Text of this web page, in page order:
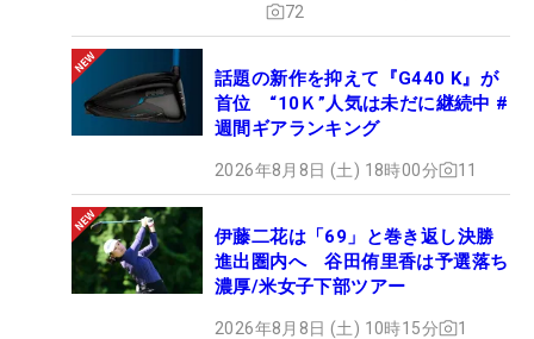
72
話題の新作を抑えて『G440 K』が
首位 “10Ｋ”人気は未だに継続中 #
週間ギアランキング
2026年8月8日 (土) 18時00分 11
伊藤二花は「69」と巻き返し決勝
進出圏内へ 谷田侑里香は予選落ち
濃厚/米女子下部ツアー
2026年8月8日 (土) 10時15分 1